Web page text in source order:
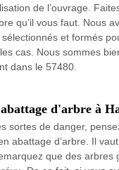
de l’ouvrage.
qu’il vous faut. Nous
et formés
cas. Nous sommes
dans le 57480.
d'arbre à
sortes de danger,
abattage d’arbre. Il
que des arbres